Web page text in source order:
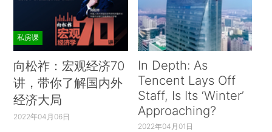
私房课
向松祚：宏观经济70
讲，带你了解国内外
经济大局
2022年04月06日
In Depth: As
Tencent Lays Off
Staff, Is Its ‘Winter’
Approaching?
2022年04月01日